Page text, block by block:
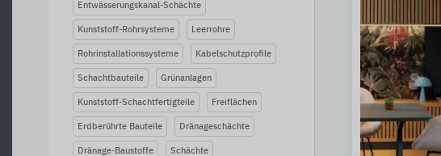
Entwässerungskanal-Schächte
Kunststoff-Rohrsysteme Leerrohre
Rohrinstallationssysteme Kabelschutzprofile
Schachtbauteile Grünanlagen
Kunststoff-Schachtfertigteile Freiflächen
Erdberührte Bauteile Dränageschächte
Dränage-Baustoffe Schächte